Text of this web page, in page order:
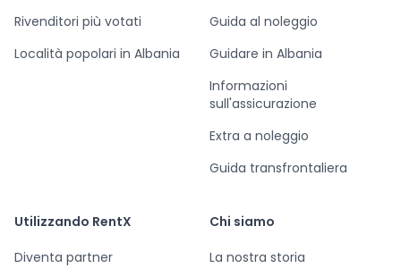
Rivenditori più votati
Località popolari in Albania
Guida al noleggio
Guidare in Albania
Informazioni
sull'assicurazione
Extra a noleggio
Guida transfrontaliera
Utilizzando RentX
Diventa partner
Chi siamo
La nostra storia